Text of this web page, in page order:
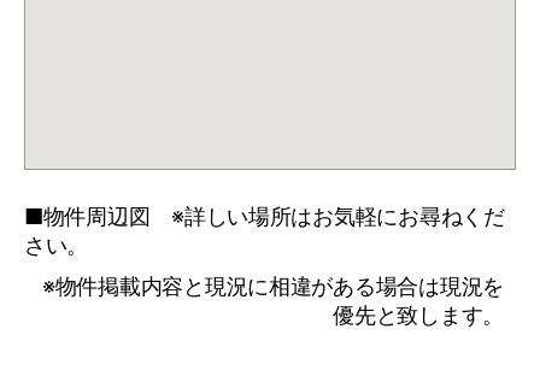
■物件周辺図 ※詳しい場所はお気軽にお尋ねくだ
さい。
※物件掲載内容と現況に相違がある場合は現況を
優先と致します。